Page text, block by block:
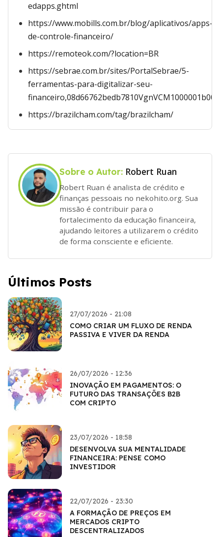
edapps.ghtml
https://www.mobills.com.br/blog/aplicativos/apps-
de-controle-financeiro/
https://remoteok.com/?location=BR
https://sebrae.com.br/sites/PortalSebrae/5-
ferramentas-para-digitalizar-seu-
https://brazilcham.com/tag/brazilcham/
Sobre o Autor: Robert Ruan
Robert Ruan é analista de crédito e
finanças pessoais no nekohito.org. Sua
missão é contribuir para o
fortalecimento da educação financeira,
ajudando leitores a utilizarem o crédito
de forma consciente e eficiente.
Últimos Posts
27/07/2026 - 21:08
COMO CRIAR UM FLUXO DE RENDA
PASSIVA E VIVER DA RENDA
26/07/2026 - 12:36
INOVAÇÃO EM PAGAMENTOS: O
FUTURO DAS TRANSAÇÕES B2B
COM CRIPTO
23/07/2026 - 18:58
DESENVOLVA SUA MENTALIDADE
FINANCEIRA: PENSE COMO
INVESTIDOR
22/07/2026 - 23:30
A FORMAÇÃO DE PREÇOS EM
MERCADOS CRIPTO
DESCENTRALIZADOS